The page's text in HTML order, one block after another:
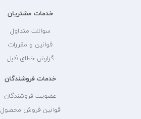
خدمات مشتریان
سوالات متداول
قوانین و مقررات
گزارش خطای فایل
خدمات فروشندگان
عضویت فروشندگان
قوانین فروش محصول